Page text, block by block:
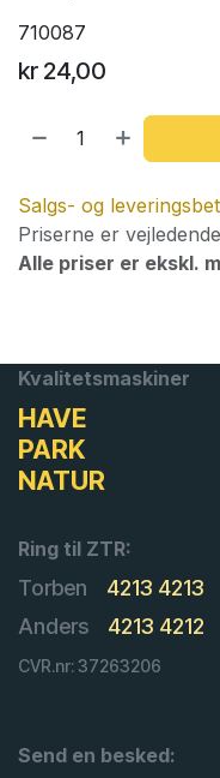
710087
kr 24,00
Salgs- og
Priserne er
Alle priser er ekskl.
Kvalitetsmaskiner
HAVE
PARK
NATUR
Ring til ZTR:
Torben
4213 4213
Anders
4213 4212
CVR.nr: 37263206
Send en besked: